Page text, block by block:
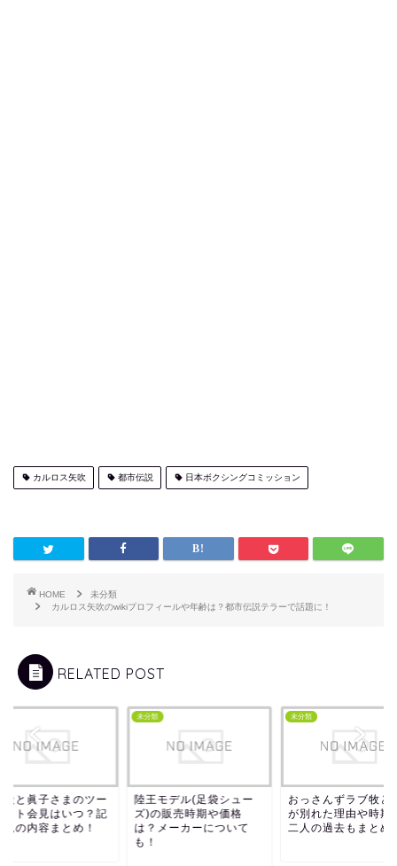
カルロス矢吹 都市伝説 日本ボクシングコミッション
HOME
未分類
カルロス矢吹のwikiプロフィールや年齢は？都市伝説テラーで話題に！
RELATED POST
圭と眞子さまのツー
ット会見はいつ？記
見の内容まとめ！
未分類
陸王モデル(足袋シュー
ズ)の販売時期や価格
は？メーカーについて
も！
未分類
おっさんずラブ牧と
が別れた理由や時期
二人の過去もまとめ